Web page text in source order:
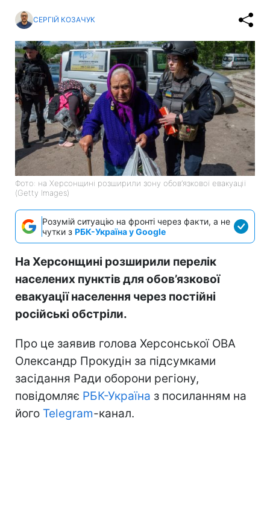
СЕРГІЙ КОЗАЧУК
Фото: на Херсонщині розширили зону обов’язкової евакуації
(Getty Images)
Розумій ситуацію на фронті через факти, а не
чутки з РБК-Україна у Google
На Херсонщині розширили перелік
населених пунктів для обов’язкової
евакуації населення через постійні
російські обстріли.
Про це заявив голова Херсонської ОВА
Олександр Прокудін за підсумками
засідання Ради оборони регіону,
повідомляє РБК-Україна з посиланням на
його Telegram-канал.